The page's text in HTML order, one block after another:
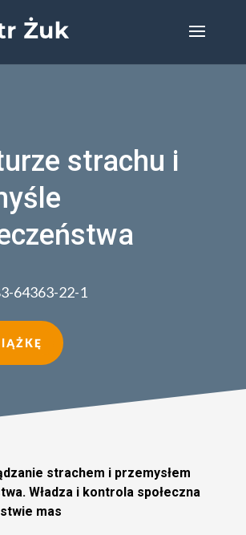
strachu i
64363-22-1
strachem i przemysłem
Władza i kontrola społeczna
mas